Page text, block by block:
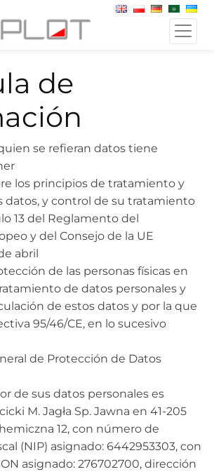
de
se refieran datos tiene
los principios de tratamiento y
datos, y control de su tratamiento
13 del Reglamento del
y del Consejo de la UE
abril
de las personas físicas en
de datos personales y
de estos datos y por la que
95/46/CE, en lo sucesivo
de Protección de Datos
de sus datos personales es
M. Jagła Sp. Jawna en 41-205
12, con número de
(NIP) asignado: 6442953303, con
asignado: 276702700, dirección